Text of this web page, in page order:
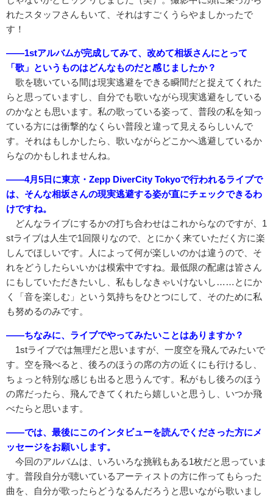
れたスタッフさんもいて、それはすごくうらやましかったで
す！
――1stアルバムが完成してみて、改めて相坂さんにとって
「歌」というものはどんなものだと感じましたか？
歌を聴いている間は現実逃避をできる瞬間だと捉えてくれた
らと思っていますし、自分でも歌いながら現実逃避をしている
のかなとも思います。私の歌っている姿って、普段の私を知っ
ている方には衝撃的なくらい普段と違って見えるらしいんで
す。それはもしかしたら、歌いながらどこかへ逃避しているか
らなのかもしれませんね。
――4月5日に東京・Zepp DiverCity Tokyoで行われるライブで
は、そんな相坂さんの現実逃避する姿が直にチェックできるわ
けですね。
どんなライブにするかの打ち合わせはこれからなのですが、1
stライブは人生で1回限りなので、とにかく来ていただく方に楽
しんでほしいです。人によって何が楽しいのかは違うので、そ
れをどうしたらいいかは模索中ですね。最低限の配慮は皆さん
にもしていただきたいし、私もしなきゃいけないし……とにか
く「音を楽しむ」という気持ちをひとつにして、そのために私
も努めるのみです。
――ちなみに、ライブでやってみたいことはありますか？
1stライブでは無理だと思いますが、一度空を飛んでみたいで
す。空を飛べると、後ろのほうの席の方の近くにも行けるし、
ちょっと特別な感じも出ると思うんです。私がもし後ろのほう
の席だったら、飛んできてくれたら嬉しいと思うし、いつか飛
べたらと思います。
――では、最後にこのインタビューを読んでくださった方にメ
ッセージをお願いします。
今回のアルバムは、いろいろな挑戦もある1枚だと思っていま
す。普段自分が聴いているアーティストの方に作ってもらった
曲を、自分が歌ったらどうなるんだろうと思いながら歌いまし